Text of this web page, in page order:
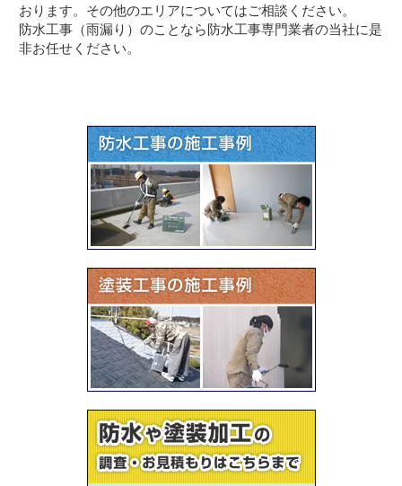
おります。その他のエリアについてはご相談ください。
防水工事（雨漏り）のことなら防水工事専門業者の当社に是
非お任せください。